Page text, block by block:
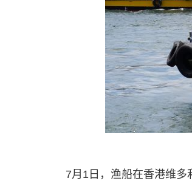
7月1日，渔船在香港维多